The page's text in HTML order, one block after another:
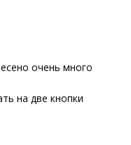
очень много
на две кнопки